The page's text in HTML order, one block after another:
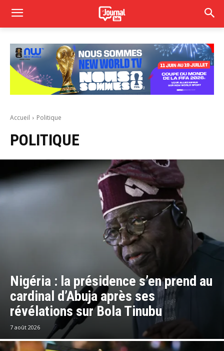
Accueil Politique
POLITIQUE
Nigéria : la présidence s’en prend au
cardinal d’Abuja après ses
révélations sur Bola Tinubu
7 août 2026